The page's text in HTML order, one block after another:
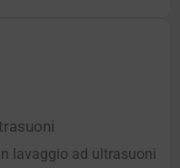
lavaggio ad ultrasuoni